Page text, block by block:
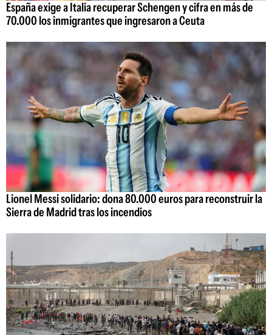
España exige a Italia recuperar Schengen y cifra en más de
70.000 los inmigrantes que ingresaron a Ceuta
Lionel Messi solidario: dona 80.000 euros para reconstruir la
Sierra de Madrid tras los incendios